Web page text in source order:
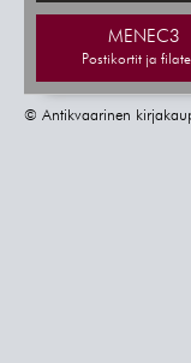
MENEC3
Postikortit ja
© Antikvaarinen